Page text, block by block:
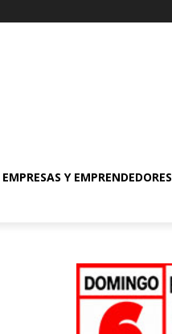
EMPRESAS Y EMPRENDEDORES